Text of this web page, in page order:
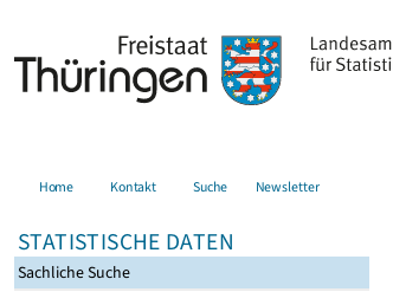
Home Kontakt Suche Newsletter
STATISTISCHE DATEN
Sachliche Suche